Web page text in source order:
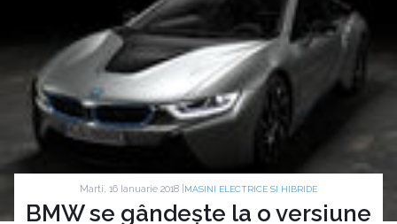
Marti, 16 Ianuarie 2018 | MASINI ELECTRICE SI HIBRIDE
BMW se gândește la o versiune